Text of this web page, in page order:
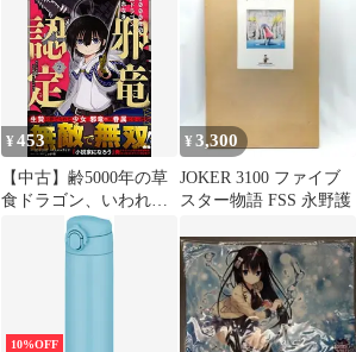
イズ ゆるダボ
¥453
【中古】齢5000年の草
食ドラゴン、いわれな
き邪竜認定 ~やだこの
生贄、人の話を聞いて
¥3,300
JOKER 3100 ファイブ
スター物語 FSS 永野護
10%OFF